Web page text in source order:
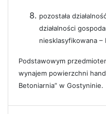
pozostała
działalności
niesklasyfikowana –
Podstawowym
wynajem powierzchni
Betoniarnia” w Gostyninie.